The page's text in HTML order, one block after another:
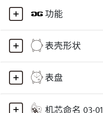
功能
表壳形状
表盘
机芯命名 03-01